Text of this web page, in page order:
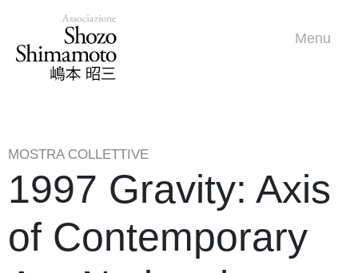
Menu
MOSTRA COLLETTIVE
1997 Gravity: Axis
of Contemporary